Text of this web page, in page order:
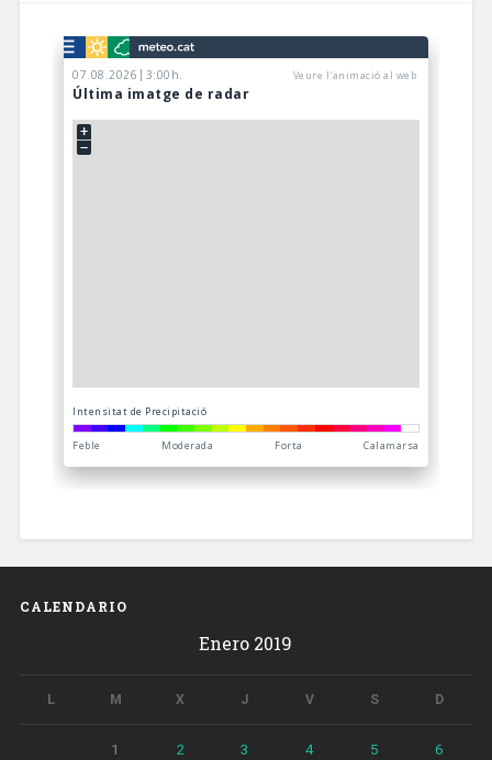
CALENDARIO
Enero 2019
L M X J V S D
1 2 3 4 5 6